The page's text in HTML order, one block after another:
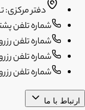
دفتر مرکزی:
شماره تلفن
شماره تلفن رزرو
شماره تلفن رزرو
شماره تلفن رزرو
ارتباط با ما